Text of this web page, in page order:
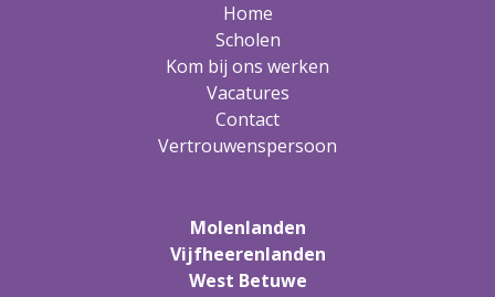
Home
Scholen
Kom bij ons werken
Vacatures
Contact
Vertrouwenspersoon
Molenlanden
Vijfheerenlanden
West Betuwe